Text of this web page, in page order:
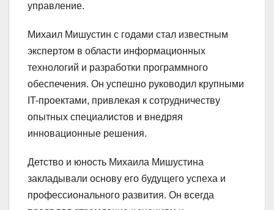
управление.
Михаил Мишустин с годами стал известным
экспертом в области информационных
технологий и разработки программного
обеспечения. Он успешно руководил крупными
IT-проектами, привлекая к сотрудничеству
опытных специалистов и внедряя
инновационные решения.
Детство и юность Михаила Мишустина
закладывали основу его будущего успеха и
профессионального развития. Он всегда